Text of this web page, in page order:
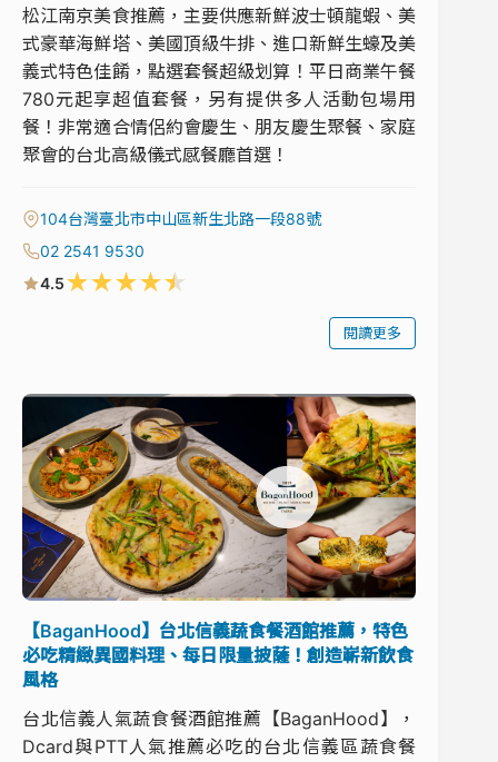
松江南京美食推薦，主要供應新鮮波士頓龍蝦、美
式豪華海鮮塔、美國頂級牛排、進口新鮮生蠔及美
義式特色佳餚，點選套餐超級划算！平日商業午餐
780元起享超值套餐，另有提供多人活動包場用
餐！非常適合情侶約會慶生、朋友慶生聚餐、家庭
聚會的台北高級儀式感餐廳首選！
104台灣臺北市中山區新生北路一段88號
02 2541 9530
4.5★★★★★
閱讀更多
【BaganHood】台北信義蔬食餐酒館推薦，特色
必吃精緻異國料理、每日限量披薩！創造嶄新飲食
風格
台北信義人氣蔬食餐酒館推薦【BaganHood】，
Dcard與PTT人氣推薦必吃的台北信義區蔬食餐